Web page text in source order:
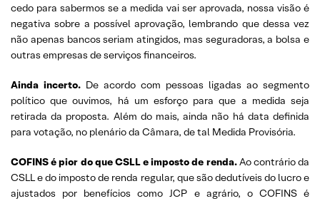
cedo para sabermos se a medida vai ser aprovada, nossa visão é
negativa sobre a possível aprovação, lembrando que dessa vez
não apenas bancos seriam atingidos, mas seguradoras, a bolsa e
outras empresas de serviços financeiros.
Ainda incerto. De acordo com pessoas ligadas ao segmento
político que ouvimos, há um esforço para que a medida seja
retirada da proposta. Além do mais, ainda não há data definida
para votação, no plenário da Câmara, de tal Medida Provisória.
COFINS é pior do que CSLL e imposto de renda.Ao contrário da
CSLL e do imposto de renda regular, que são dedutíveis do lucro e
ajustados por benefícios como JCP e agrário, o COFINS é